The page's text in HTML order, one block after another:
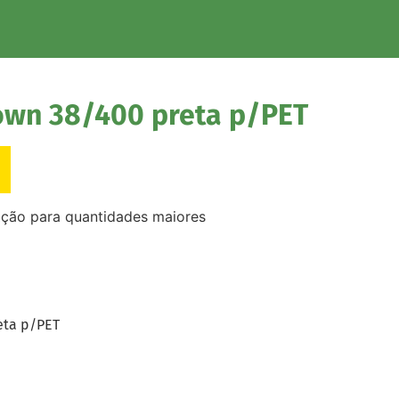
38/400 preta p/PET
para quantidades maiores
p/PET